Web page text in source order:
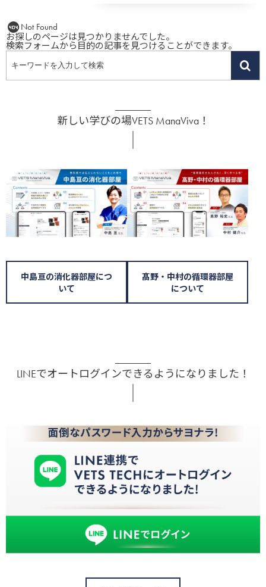
Not Found
お探しのページは見つかりませんでした。
検索フォームから目的の記事を見つけることができます。
新しい学びの場VETS ManaViva！
中島亘の消化器部屋につ
いて
髙野・中村の循環器部屋
について
LINEでオートログインできるようになりました！